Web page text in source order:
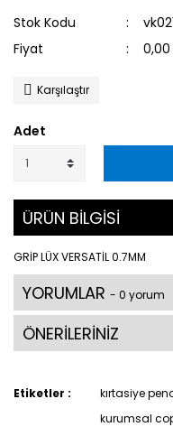
Stok Kodu
Fiyat
0,00
Karşılaştır
Adet
ÜRÜN BİLGİSİ
GRİP LÜX VERSATİL 0.7MM
YORUMLAR - 0 yorum
ÖNERİLERİNİZ
Etiketler : kırtasiye
kurumsal